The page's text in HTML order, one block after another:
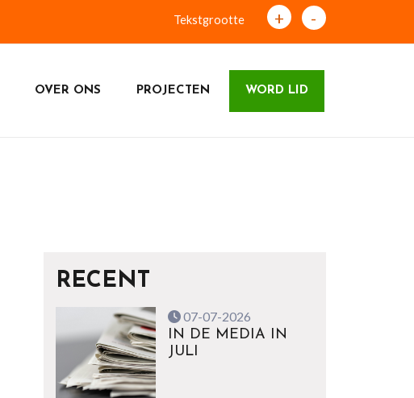
Tekstgrootte + -
OVER ONS PROJECTEN WORD LID
RECENT
07-07-2026
IN DE MEDIA IN
JULI